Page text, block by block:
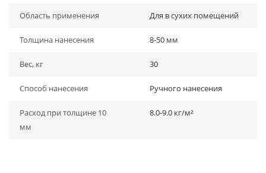
Область применения Для в сухих помещений
Толщина нанесения 8-50 мм
Вес, кг 30
Способ нанесения Ручного нанесения
Расход при толщине 10
мм
8.0-9.0 кг/м²